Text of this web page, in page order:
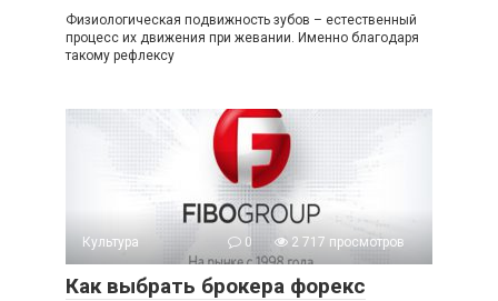
Физиологическая подвижность зубов – естественный
процесс их движения при жевании. Именно благодаря
такому рефлексу
Культура 0 2 717 просмотров
Как выбрать брокера форекс